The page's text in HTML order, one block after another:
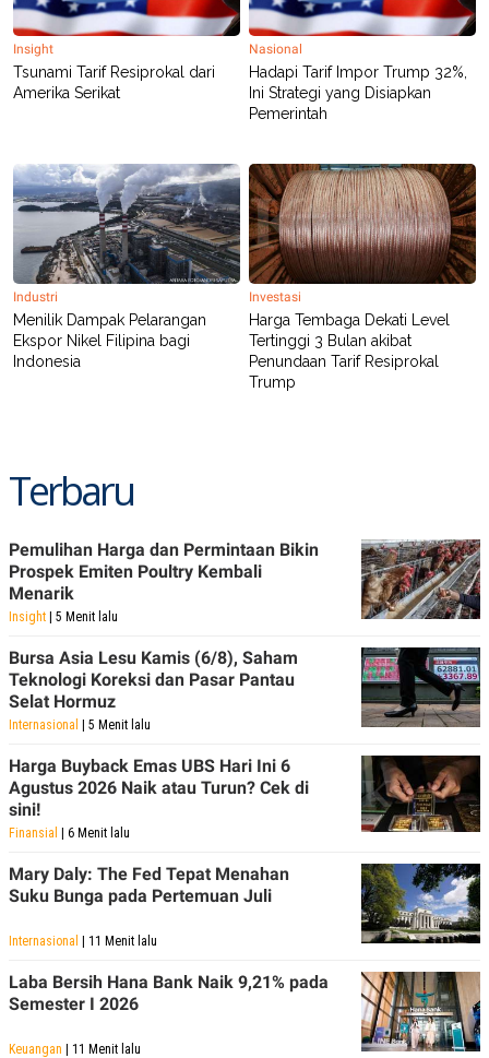
Insight
Tsunami Tarif Resiprokal dari
Amerika Serikat
Nasional
Hadapi Tarif Impor Trump 32%,
Ini Strategi yang Disiapkan
Pemerintah
Industri
Menilik Dampak Pelarangan
Ekspor Nikel Filipina bagi
Indonesia
Investasi
Harga Tembaga Dekati Level
Tertinggi 3 Bulan akibat
Penundaan Tarif Resiprokal
Trump
Terbaru
Pemulihan Harga dan Permintaan Bikin
Prospek Emiten Poultry Kembali
Menarik
Insight | 5 Menit lalu
Bursa Asia Lesu Kamis (6/8), Saham
Teknologi Koreksi dan Pasar Pantau
Selat Hormuz
Internasional | 5 Menit lalu
Harga Buyback Emas UBS Hari Ini 6
Agustus 2026 Naik atau Turun? Cek di
sini!
Finansial | 6 Menit lalu
Mary Daly: The Fed Tepat Menahan
Suku Bunga pada Pertemuan Juli
Internasional | 11 Menit lalu
Laba Bersih Hana Bank Naik 9,21% pada
Semester I 2026
Keuangan | 11 Menit lalu